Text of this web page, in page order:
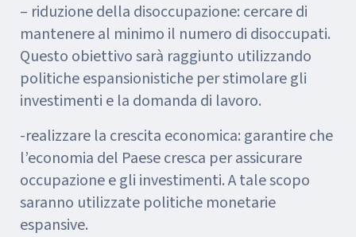
– riduzione della disoccupazione: cercare di
mantenere al minimo il numero di disoccupati.
Questo obiettivo sarà raggiunto utilizzando
politiche espansionistiche per stimolare gli
investimenti e la domanda di lavoro.
-realizzare la crescita economica: garantire che
l’economia del Paese cresca per assicurare
occupazione e gli investimenti. A tale scopo
saranno utilizzate politiche monetarie
espansive.